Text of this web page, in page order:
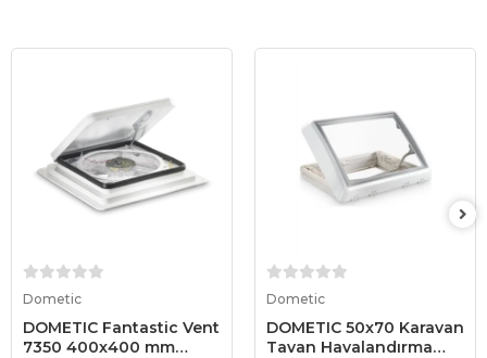
Dometic
DOMETIC Fantastic Vent
7350 400x400 mm
Dometic
DOMETIC 50x70 Karavan
Tavan Havalandırma